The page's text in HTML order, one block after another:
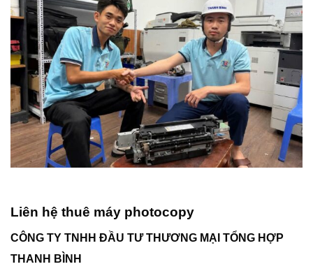
Liên hệ thuê máy photocopy
CÔNG TY TNHH ĐẦU TƯ THƯƠNG MẠI TỔNG HỢP
THANH BÌNH